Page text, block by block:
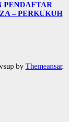
PENDAFTAR
– PERKUKUH
by Themeansar.